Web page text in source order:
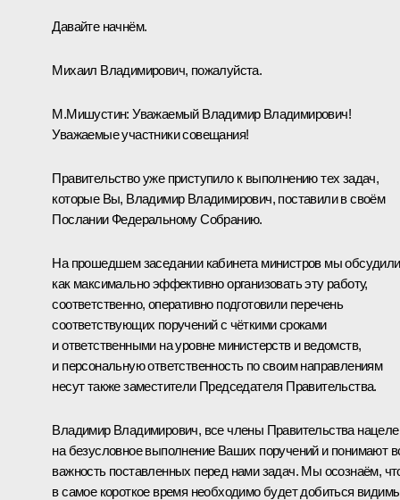
Давайте начнём.
Михаил Владимирович, пожалуйста.
М.Мишустин:Уважаемый Владимир Владимирович!
Уважаемые участники совещания!
Правительство уже приступило к выполнению тех задач,
которые Вы, Владимир Владимирович, поставили в своём
Послании Федеральному Собранию.
На прошедшем заседании кабинета министров мы
как максимально эффективно организовать эту работу,
соответственно, оперативно подготовили перечень
соответствующих поручений с чёткими сроками
и ответственными на уровне министерств и ведомств,
и персональную ответственность по своим направлениям
несут также заместители Председателя Правительства.
Владимир Владимирович, все члены Правительства
на безусловное выполнение Ваших поручений и понимают
важность поставленных перед нами задач. Мы осознаём,
в самое короткое время необходимо будет добиться